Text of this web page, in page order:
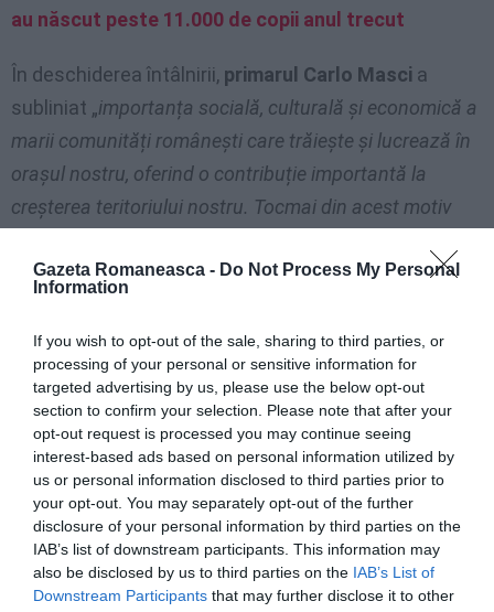
Gazeta Romaneasca - Do Not Process My Personal
Information
If you wish to opt-out of the sale, sharing to third parties, or
processing of your personal or sensitive information for
targeted advertising by us, please use the below opt-out
section to confirm your selection. Please note that after your
opt-out request is processed you may continue seeing
interest-based ads based on personal information utilized by
us or personal information disclosed to third parties prior to
your opt-out. You may separately opt-out of the further
disclosure of your personal information by third parties on the
IAB’s list of downstream participants. This information may
also be disclosed by us to third parties on the IAB’s List of
Downstream Participants that may further disclose it to other
au născut peste 11.000 de copii anul trecut
În deschiderea întâlnirii, primarul Carlo Masci a
subliniat „importanța socială, culturală și economică a
marii comunități românești care trăiește și lucrează în
orașul nostru, oferind o contribuție importantă la
creșterea teritoriului nostru. Tocmai din acest motiv
prezidate de Mariana Balan oferind spațiile care
orașului. Sper din tot sufletul ca drumul spre integrarea
deplină a cetățenilor români să meargă din ce în ce mai
rapid în numele împărtășirii obiectivelor și valorilor.
Românii sunt cetățeni europeni și mulți dintre ei se simt
italieni și din Pescara. De aceea le spun că Municipiul
este, primarul este alături de ei
Includerea în contextul social și de lucru este foarte
adesea dificilă din motive lingvistice și din cauza